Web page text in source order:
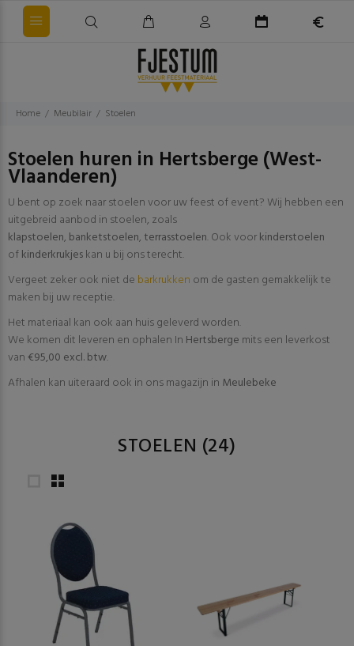
Home Meubilair Stoelen
Stoelen huren in Hertsberge (West-
Vlaanderen)
U bent op zoek naar stoelen voor uw feest of event? Wij hebben een
uitgebreid aanbod in stoelen, zoals
klapstoelen, banketstoelen, terrasstoelen. Ook voorkinderstoelen
ofkinderkrukjeskan u bij ons terecht.
Vergeet zeker ook niet de barkrukken om de gasten gemakkelijk te
maken bij uw receptie.
Het materiaal kan ook aan huis geleverd worden.
We komen dit leveren en ophalen In Hertsberge mits een leverkost
van€95,00 excl. btw.
Afhalen kan uiteraard ook in ons magazijn in Meulebeke
STOELEN (24)